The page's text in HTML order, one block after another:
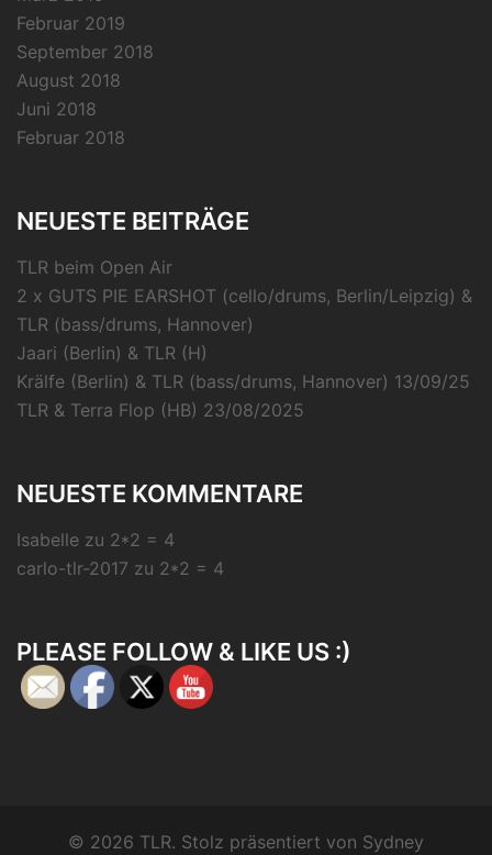
Februar 2019
September 2018
August 2018
Juni 2018
Februar 2018
NEUESTE BEITRÄGE
TLR beim Open Air
2 x GUTS PIE EARSHOT (cello/drums, Berlin/Leipzig) &
TLR (bass/drums, Hannover)
Jaari (Berlin) & TLR (H)
Krälfe (Berlin) & TLR (bass/drums, Hannover) 13/09/25
TLR & Terra Flop (HB) 23/08/2025
NEUESTE KOMMENTARE
Isabelle zu 2*2 = 4
carlo-tlr-2017 zu 2*2 = 4
PLEASE FOLLOW & LIKE US :)
© 2026 TLR. Stolz präsentiert von Sydney